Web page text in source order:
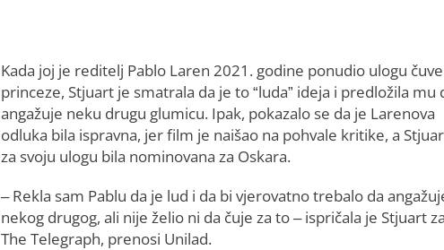
Kada joj je reditelj Pablo Laren 2021. godine ponudio ulogu
princeze, Stjuart je smatrala da je to “luda” ideja i predložila mu
angažuje neku drugu glumicu. Ipak, pokazalo se da je Larenova
odluka bila ispravna, jer film je naišao na pohvale kritike, a
za svoju ulogu bila nominovana za Oskara.
– Rekla sam Pablu da je lud i da bi vjerovatno trebalo da
nekog drugog, ali nije želio ni da čuje za to – ispričala je Stjuart
The Telegraph, prenosi Unilad.